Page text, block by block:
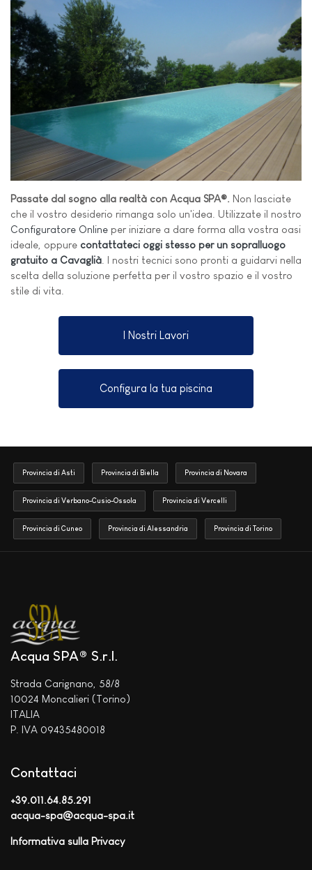
Passate dal sogno alla realtà con Acqua SPA®. Non lasciate
che il vostro desiderio rimanga solo un'idea. Utilizzate il nostro
Configuratore Online per iniziare a dare forma alla vostra oasi
ideale, oppure contattateci oggi stesso per un sopralluogo
gratuito a Cavaglià . I nostri tecnici sono pronti a guidarvi nella
scelta della soluzione perfetta per il vostro spazio e il vostro
stile di vita.
I Nostri Lavori
Configura la tua piscina
Provincia di Asti Provincia di Biella Provincia di Novara
Provincia di Verbano-Cusio-Ossola Provincia di Vercelli
Provincia di Cuneo Provincia di Alessandria Provincia di Torino
Acqua SPA® S.r.l.
Strada Carignano, 58/8
10024 Moncalieri (Torino)
ITALIA
P. IVA 09435480018
Contattaci
+39.011.64.85.291
acqua-spa@acqua-spa.it
Informativa sulla Privacy